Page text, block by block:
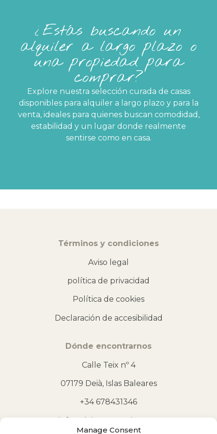
Manage Consent
¿Estás buscando un
alquiler a largo plazo o
una propiedad para
comprar?
Explore nuestra selección curada de casas
disponibles para alquiler a largo plazo y para la
venta, ideales para quienes buscan comodidad,
estabilidad y un lugar donde realmente
sentirse como en casa.
Términos y condiciones
Aviso legal
política de privacidad
Política de cookies
Declaración de accesibilidad
Dónde encontrarnos
Calle Teix nº 4
07179 Deià, Islas Baleares
+34 678431346
info@deia-properties.com